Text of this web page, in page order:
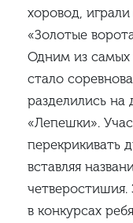
хоровод,
«Золотые
Одним из самых
стало
разделились на
«Лепешки».
перекрикивать
вставляя
четверостишия.
в конкурсах